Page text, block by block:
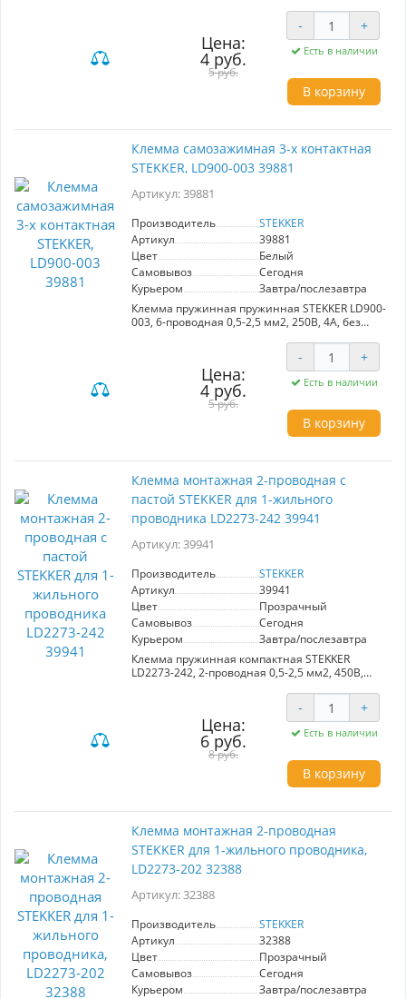
сталь. Тип провода одножильный/
многожильный, материал провода сталь,
температура окружающей среды -20...+40°C
Цена:
4 руб.
5 руб.
- +
Есть в наличии
В корзину
Клемма самозажимная 3-х контактная
STEKKER, LD900-003 39881
Артикул: 39881
Производитель
STEKKER
Артикул
39881
Цвет
Белый
Самовывоз
Сегодня
Курьером
Завтра/послезавтра
Клемма пружинная пружинная STEKKER LD900-
003, 6-проводная 0,5-2,5 мм2, 250В, 4A, без
сталь. Тип провода одножильный/
многожильный, материал провода сталь,
температура окружающей среды -20...+40°C
Цена:
4 руб.
5 руб.
- +
Есть в наличии
В корзину
Клемма монтажная 2-проводная с
пастой STEKKER для 1-жильного
проводника LD2273-242 39941
Артикул: 39941
Производитель
STEKKER
Артикул
39941
Цвет
Прозрачный
Самовывоз
Сегодня
Курьером
Завтра/послезавтра
Клемма пружинная компактная STEKKER
LD2273-242, 2-проводная 0,5-2,5 мм2, 450В,
поликарбонат, латунь, сталь. Тип провода
одножильный, материал провода медь,
температура окружающей среды -20...+40°C
Цена:
6 руб.
8 руб.
- +
Есть в наличии
В корзину
Клемма монтажная 2-проводная
STEKKER для 1-жильного проводника,
LD2273-202 32388
Артикул: 32388
Производитель
STEKKER
Артикул
32388
Цвет
Прозрачный
Самовывоз
Сегодня
Курьером
Завтра/послезавтра